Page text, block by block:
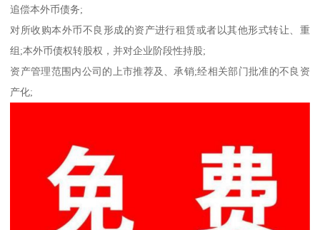
追偿本外币债务;
对所收购本外币不良形成的资产进行租赁或者以其他形式转让、重
组;本外币债权转股权，并对企业阶段性持股;
资产管理范围内公司的上市推荐及、承销;经相关部门批准的不良资
产化;